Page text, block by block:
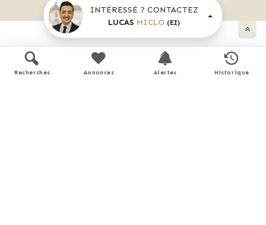
Plans
INTÉRESSÉ ? CONTACTEZ
LUCAS MICLO (EI)
Recherches Annonces Alertes Historique